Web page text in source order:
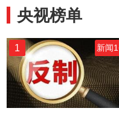
央视榜单
1 新闻